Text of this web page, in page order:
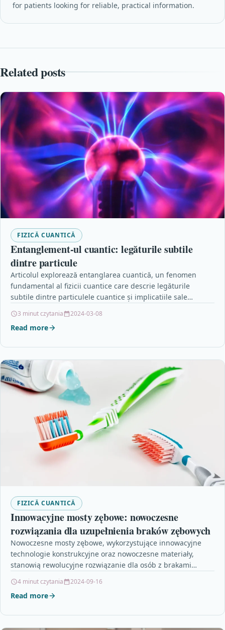
for patients looking for reliable, practical information.
Related posts
FIZICĂ CUANTICĂ
Entanglement-ul cuantic: legăturile subtile
dintre particule
Articolul explorează entanglarea cuantică, un fenomen
fundamental al fizicii cuantice care descrie legăturile
subtile dintre particulele cuantice și implicatiile sale
3 minut czytania 2024-03-08
Read more
FIZICĂ CUANTICĂ
Innowacyjne mosty zębowe: nowoczesne
rozwiązania dla uzupełnienia braków zębowych
Nowoczesne mosty zębowe, wykorzystujące innowacyjne
technologie konstrukcyjne oraz nowoczesne materiały,
stanowią rewolucyjne rozwiązanie dla osób z brakami
4 minut czytania 2024-09-16
Read more